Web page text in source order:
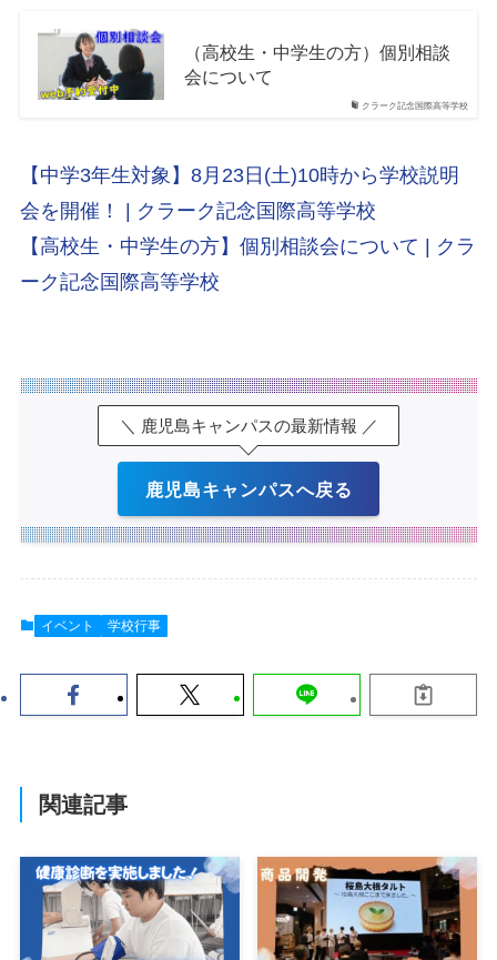
クラーク記念国際高等学校
（高校生・中学生の方）個別相談
会について
【中学3年生対象】8月23日(土)10時から学校説明
会を開催！ | クラーク記念国際高等学校
【高校生・中学生の方】個別相談会について | クラ
ーク記念国際高等学校
＼ 鹿児島キャンパスの最新情報 ／
鹿児島キャンパスへ戻る
イベント 学校行事
関連記事